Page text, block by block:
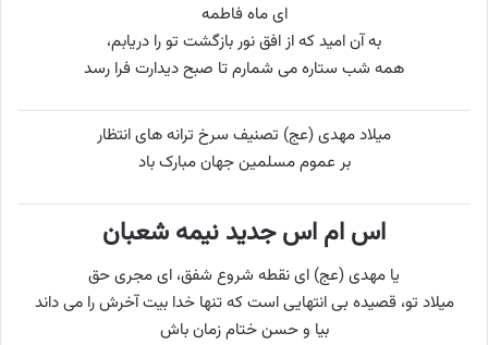
ای ماه فاطمه
به آن امید که از افق نور بازگشت تو را دریابم،
همه شب ستاره می شمارم تا صبح دیدارت فرا رسد
میلاد مهدی (عج) تصنیف سرخ ترانه های انتظار
بر عموم مسلمین جهان مبارک باد
اس ام اس جدید نیمه شعبان
یا مهدی (عج) ای نقطه شروع شفق، ای مجری حق
میلاد تو، قصیده بی انتهایی است که تنها خدا بیت آخرش را می داند
بیا و حسن ختام زمان باش